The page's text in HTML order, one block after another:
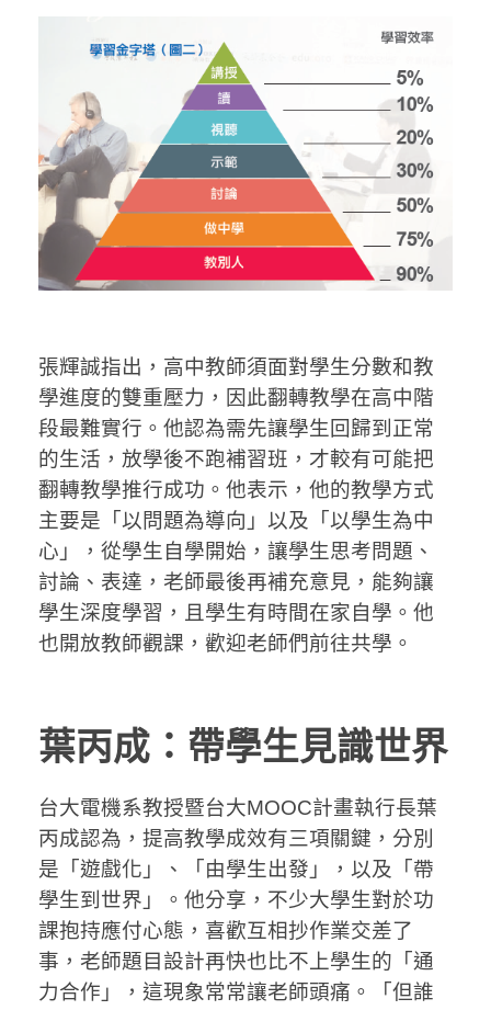
張輝誠指出，高中教師須面對學生分數和教
學進度的雙重壓力，因此翻轉教學在高中階
段最難實行。他認為需先讓學生回歸到正常
的生活，放學後不跑補習班，才較有可能把
翻轉教學推行成功。他表示，他的教學方式
主要是「以問題為導向」以及「以學生為中
心」，從學生自學開始，讓學生思考問題、
討論、表達，老師最後再補充意見，能夠讓
學生深度學習，且學生有時間在家自學。他
也開放教師觀課，歡迎老師們前往共學。
葉丙成：帶學生見識世界
台大電機系教授暨台大MOOC計畫執行長葉
丙成認為，提高教學成效有三項關鍵，分別
是「遊戲化」、「由學生出發」，以及「帶
學生到世界」。他分享，不少大學生對於功
課抱持應付心態，喜歡互相抄作業交差了
事，老師題目設計再快也比不上學生的「通
力合作」，這現象常常讓老師頭痛。「但誰